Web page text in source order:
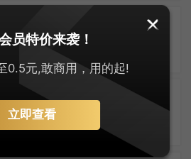
员特价来袭！
0.5元,敢商用，用的起!
立即查看